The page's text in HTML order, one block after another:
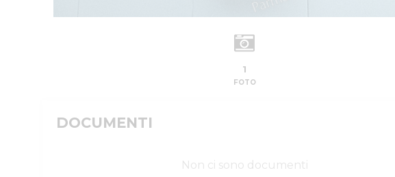
1
FOTO
DOCUMENTI
Non ci sono documenti